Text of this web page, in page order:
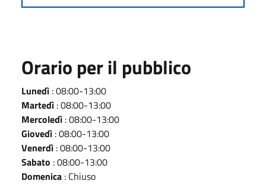
Orario per il pubblico
Lunedì : 08:00-13:00
Martedì : 08:00-13:00
Mercoledì : 08:00-13:00
Giovedì : 08:00-13:00
Venerdì : 08:00-13:00
Sabato : 08:00-13:00
Domenica : Chiuso